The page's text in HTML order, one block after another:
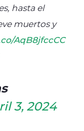
hasta el
muertos y
AqB8jfccCC
3, 2024